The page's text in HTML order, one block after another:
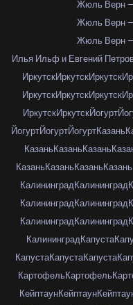
Жюль Верн
Жюль Верн
Жюль Верн
Илья Ильф и Евгений
ИркутскИркутскИркутск
ИркутскИркутскИркутск
ИркутскИркутскЙогурт
ЙогуртЙогуртЙогуртКазань
КазаньКазаньКазань
КазаньКазаньКазаньКазань
КалининградКалининград
КалининградКалининград
КалининградКалининград
КалининградКапуста
КапустаКапустаКапуста
КартофельКартофель
КейптаунКейптаун